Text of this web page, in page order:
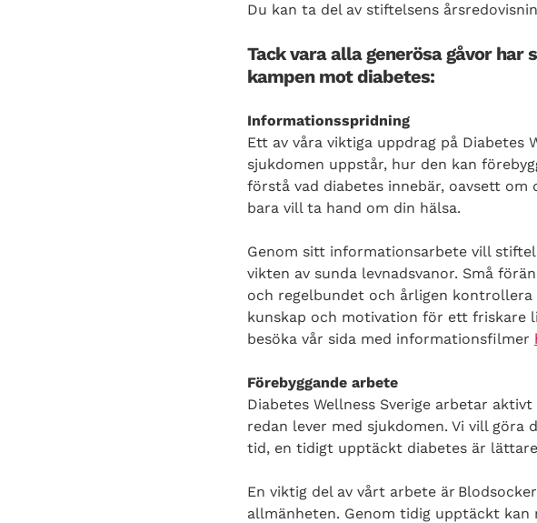
Du kan ta del av stiftelsens
Tack vara alla generösa gåvor
kampen mot diabetes:
Informationsspridning
Ett av våra viktiga uppdrag på Diabetes
sjukdomen uppstår, hur den kan
förstå vad diabetes innebär, oavsett
bara vill ta hand om din hälsa.
Genom sitt informationsarbete vill
vikten av sunda levnadsvanor. Små
och regelbundet och årligen
kunskap och motivation för ett friskare
besöka vår sida med informationsfilmer
Förebyggande arbete
Diabetes Wellness Sverige arbetar
redan lever med sjukdomen. Vi vill
tid, en tidigt upptäckt diabetes är
En viktig del av vårt arbete är
allmänheten. Genom tidig upptäckt